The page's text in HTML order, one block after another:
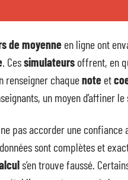
de moyenne en ligne ont
. Cessimulateurs offrent, en
renseigner chaquenote et
un moyen d’affiner le
pas accorder une confiance
sont complètes et
s’en trouve faussé.